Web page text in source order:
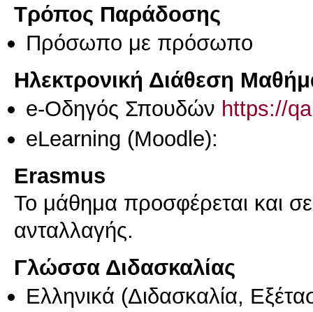
Τρόπος Παράδοσης
Πρόσωπο με πρόσωπο
Ηλεκτρονική Διάθεση
e-Οδηγός Σπουδών https://
eLearning (Moodle):
Erasmus
Το μάθημα προσφέρεται και
ανταλλαγής.
Γλώσσα Διδασκαλίας
Ελληνικά (Διδασκαλία,